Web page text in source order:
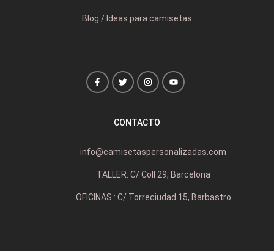
Blog / Ideas para camisetas
CONTACTO
info@camisetaspersonalizadas.com
TALLER: C/ Coll 29, Barcelona
OFICINAS : C/ Torreciudad 15, Barbastro